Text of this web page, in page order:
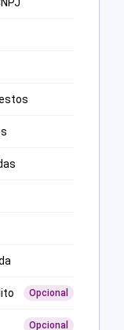
Opcional
Opcional